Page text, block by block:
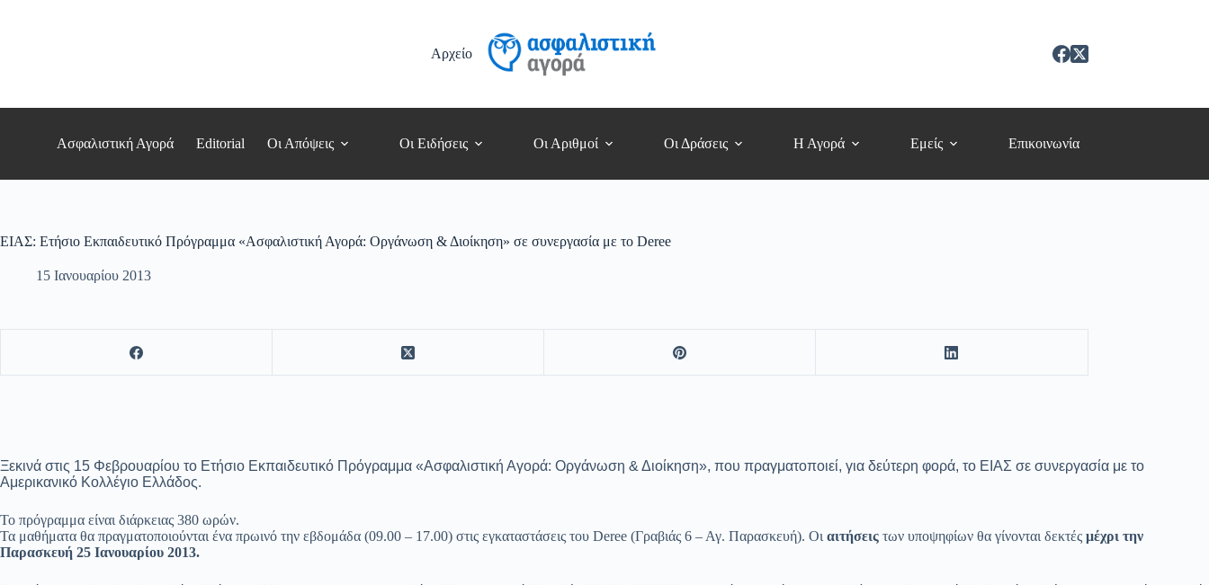
Αρχείο
Ασφαλιστική Αγορά Editorial Οι Απόψεις Οι Ειδήσεις Οι Αριθμοί Οι Δράσεις Η Αγορά Εμείς Επικοινωνία
ΕΙΑΣ: Ετήσιο Εκπαιδευτικό Πρόγραμμα «Ασφαλιστική Αγορά: Οργάνωση & Διοίκηση» σε συνεργασία με το Deree
15 Ιανουαρίου 2013
Ξεκινά στις 15 Φεβρουαρίου τo Ετήσιo Εκπαιδευτικό Πρόγραμμα «Ασφαλιστική Αγορά: Οργάνωση & Διοίκηση», που πραγματοποιεί, για δεύτερη φορά, το ΕΙΑΣ σε συνεργασία με το
Αμερικανικό Κολλέγιο Ελλάδος.
Το πρόγραμμα είναι διάρκειας 380 ωρών.
Τα μαθήματα θα πραγματοποιούνται ένα πρωινό την εβδομάδα (09.00 – 17.00) στις εγκαταστάσεις του Deree (Γραβιάς 6 – Αγ. Παρασκευή). Οι αιτήσεις των υποψηφίων θα γίνονται δεκτές μέχρι την
Παρασκευή 25 Ιανουαρίου 2013.